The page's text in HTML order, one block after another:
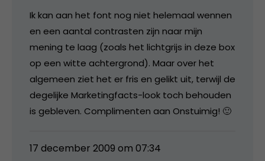
Ik kan aan het font nog niet helemaal wennen
en een aantal contrasten zijn naar mijn
mening te laag (zoals het lichtgrijs in deze box
op een witte achtergrond). Maar over het
algemeen ziet het er fris en gelikt uit, terwijl de
degelijke Marketingfacts-look toch behouden
is gebleven. Complimenten aan Onstuimig! 🙂
17 december 2009 om 07:34